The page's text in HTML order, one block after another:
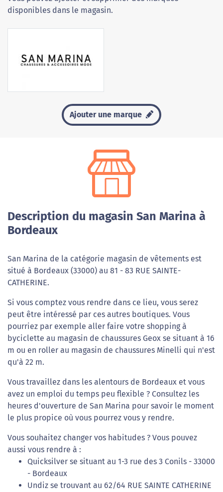
disponibles dans le magasin.
Ajouter une marque
Description du magasin San Marina à
Bordeaux
San Marina de la catégorie magasin de vêtements est
situé à Bordeaux (33000) au 81 - 83 RUE SAINTE-
CATHERINE.
Si vous comptez vous rendre dans ce lieu, vous serez
peut être intéressé par ces autres boutiques. Vous
pourriez par exemple aller faire votre shopping à
byciclette au magasin de chaussures Geox se situant à 16
m ou en roller au magasin de chaussures Minelli qui n'est
qu'à 22 m.
Vous travaillez dans les alentours de Bordeaux et vous
avez un emploi du temps peu flexible ? Consultez les
heures d'ouverture de San Marina pour savoir le moment
le plus propice où vous pourrez vous y rendre.
Vous souhaitez changer vos habitudes ? Vous pouvez
aussi vous rendre à :
Quicksilver se situant au 1-3 rue des 3 Conils - 33000
- Bordeaux
Undiz se trouvant au 62/64 RUE SAINTE CATHERINE